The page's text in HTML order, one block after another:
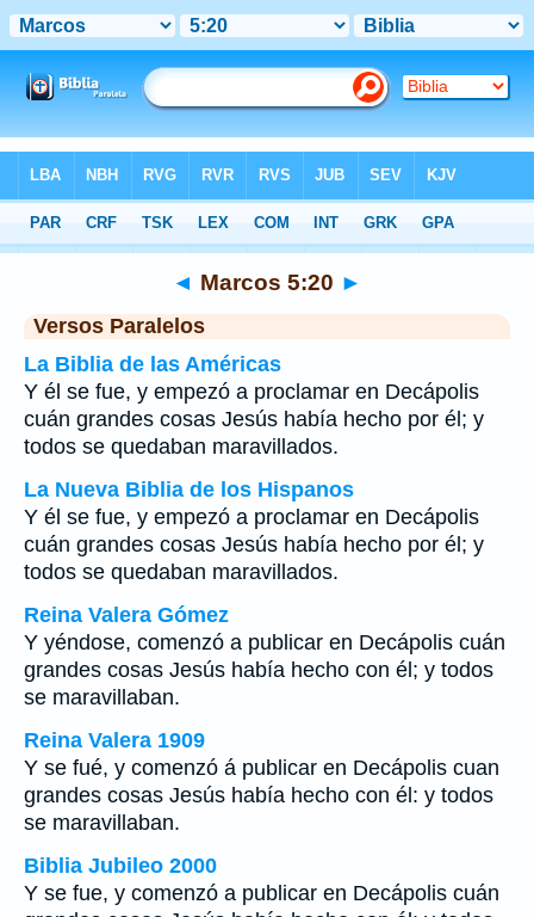
>Marcos Capítulo 5> Verso 20
◄ Marcos 5:20 ►
Versos Paralelos
La Biblia de las Américas
Y él se fue, y empezó a proclamar en Decápolis
cuán grandes cosas Jesús había hecho por él; y
todos se quedaban maravillados.
La Nueva Biblia de los Hispanos
Y él se fue, y empezó a proclamar en Decápolis
cuán grandes cosas Jesús había hecho por él; y
todos se quedaban maravillados.
Reina Valera Gómez
Y yéndose, comenzó a publicar en Decápolis cuán
grandes cosas Jesús había hecho con él; y todos
se maravillaban.
Reina Valera 1909
Y se fué, y comenzó á publicar en Decápolis cuan
grandes cosas Jesús había hecho con él: y todos
se maravillaban.
Biblia Jubileo 2000
Y se fue, y comenzó a publicar en Decápolis cuán